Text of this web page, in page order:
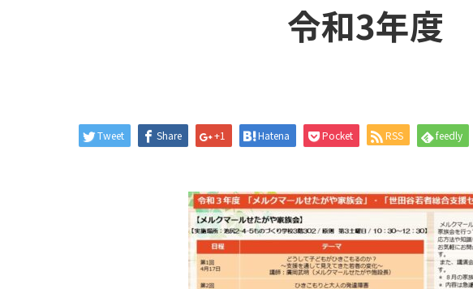
令和3年度
Tweet Share +1 Hatena Pocket RSS feedly